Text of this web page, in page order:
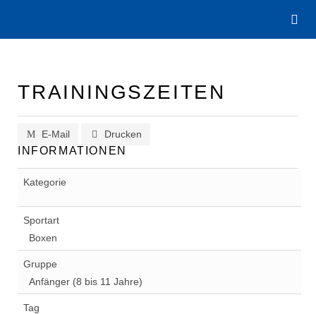
TRAININGSZEITEN
E-Mail Drucken
INFORMATIONEN
Kategorie
Sportart
Boxen
Gruppe
Anfänger (8 bis 11 Jahre)
Tag